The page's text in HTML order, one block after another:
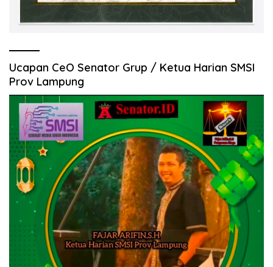
Ucapan CeO Senator Grup / Ketua Harian SMSI
Prov Lampung